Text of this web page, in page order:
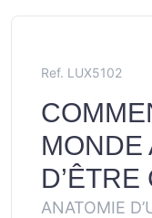
Ref. LUX5102
MONDE
ANATOMIE